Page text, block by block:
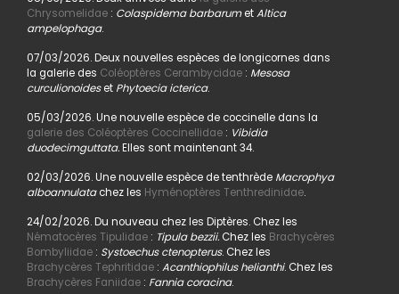
Chrysomelidae: Colaspidema barbarumetAltica
ampelophaga.
07/03/2026. Deux nouvelles espèces de longicornes dans
la galerie des Coléoptères Cerambycidae: Mesosa
curculionoideset Phytoecia icterica.
05/03/2026. Une nouvelle espèce de coccinelle dans la
galerie des Coléoptères Coccinellidae: Vibidia
duodecimguttata.Elles sont maintenant 34.
02/03/2026. Une nouvelle espèce de tenthrède Macrophya
alboannulatachez les Hyménoptères Tenthredinidae.
24/02/2026. Du nouveau chez les Diptères. Chez les
Nématocères Tipulidae: Tipula bezzii. Chez les Brachycères
Bombyliidae: Systoechus ctenopterus. Chez les
Brachycères Tephritidae: Acanthiophilus helianthi. Chez les
Brachycères Faniidae: Fannia coracina.